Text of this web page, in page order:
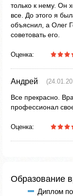
только к нему. Он
все. До этого я
объяснил, а Олег
советовать его.
Оценка:
Андрей
Все прекрасно.
профессионал
Оценка:
Образование
Диплом